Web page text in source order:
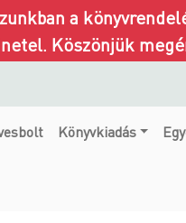
a
Köszönjük
Könyvkiadás